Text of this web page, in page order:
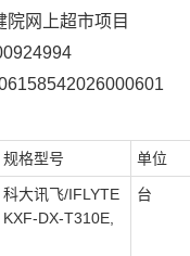
院网上超市项目
规格型号 单位
科大讯飞/IFLYTE
KXF-DX-T310E,
台